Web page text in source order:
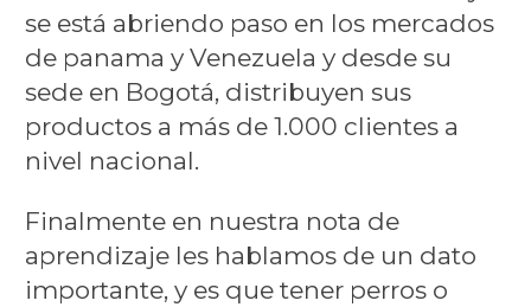
se está abriendo paso en los mercados
de panama y Venezuela y desde su
sede en Bogotá, distribuyen sus
productos a más de 1.000 clientes a
nivel nacional.
Finalmente en nuestra nota de
aprendizaje les hablamos de un dato
importante, y es que tener perros o